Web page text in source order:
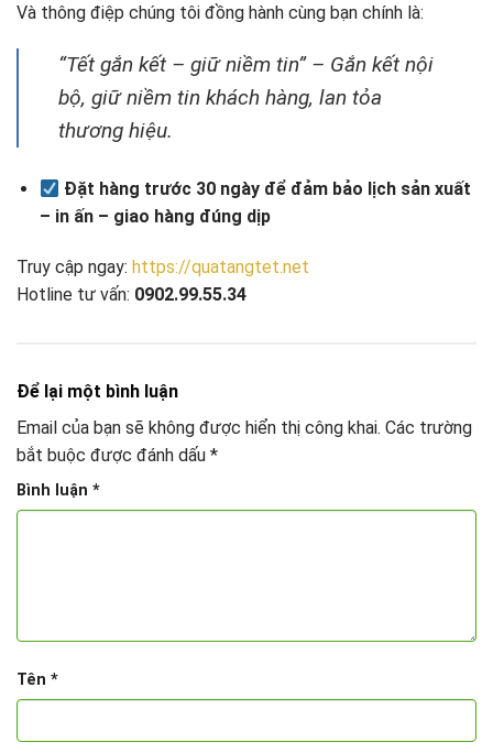
Và thông điệp chúng tôi đồng hành cùng bạn chính là:
“Tết gắn kết – giữ niềm tin” – Gắn kết nội
bộ, giữ niềm tin khách hàng, lan tỏa
thương hiệu.
Đặt hàng trước 30 ngày để đảm bảo lịch sản xuất
– in ấn – giao hàng đúng dịp
Truy cập ngay: https://quatangtet.net
Hotline tư vấn: 0902.99.55.34
Để lại một bình luận
Email của bạn sẽ không được hiển thị công khai. Các trường
bắt buộc được đánh dấu *
Bình luận *
Tên *